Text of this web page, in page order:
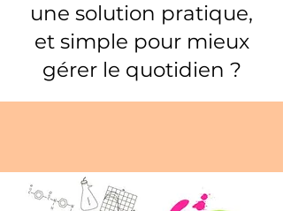
une solution pratique,
et simple pour mieux
gérer le quotidien ?